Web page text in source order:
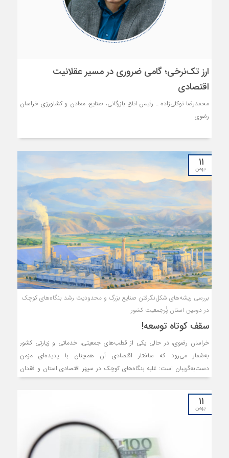
اقتصادی که بر این باورند موفقیت سیاست ارز تک‌نرخی، در گرو اصلاح
هم‌زمان قوانین تجاری، پرهیز از بازتولید سازوکارهای گذشته و استقرار حکمرانی
مبتنی بر شفافیت و اعتماد است.
ارز تک‌نرخی؛ گامی ضروری در مسیر عقلانیت
اقتصادی
محمدرضا توکلی‌زاده ـ رئیس اتاق بازرگانی، صنایع، معادن و کشاورزی خراسان
رضوی
۱۱
بهمن
بررسی ریشه‌های شکل‌نگرفتن صنایع بزرگ و محدودیت رشد بنگاه‌های کوچک
در دومین استان پَُرجمعیت کشور
سقف کوتاه توسعه!
خراسان رضوی، در حالی یکی از قطب‌های جمعیتی، خدماتی و زیارتی کشور
به‌شمار می‌رود که ساختار اقتصادی آن همچنان با پدیده‌ای مزمن
دست‌به‌گریبان است: غلبه بنگاه‌های کوچک در سپهر اقتصادی استان و فقدان
پروژه‌های صنعتی بزرگ‌مقیاسی که توان اثرگذاری بر جریان اقتصاد و مسیر
مجموعه‌ای از موانع نهادی، محدودیت‌های مالی و ریسک‌های سیاستی است،
ضمن آنکه رویکرد محتاطانه سرمایه‌گذاران نیز بر پیچیدگی و دشواری فضای
اقتصادی استان افزوده است. ترکیبی که نه‌تنها شکل‌گیری صنایع مادر در استان
را با مانع روبه‌رو کرده، بلکه مسیر رشد و بلوغ بنگاه‌های کوچک را نیز دشوار
۱۱
بهمن